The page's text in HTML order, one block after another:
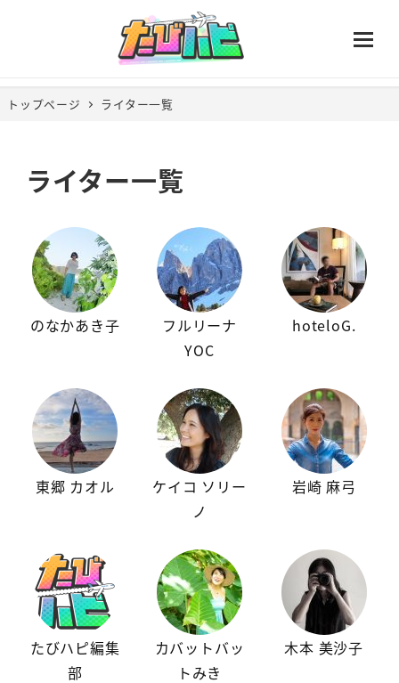
トップページ ライター一覧
ライター一覧
のなかあき子
フルリーナ
YOC
hoteloG.
東郷 カオル
ケイコ ソリー
ノ
岩崎 麻弓
たびハピ編集
部
カバットバッ
トみき
木本 美沙子